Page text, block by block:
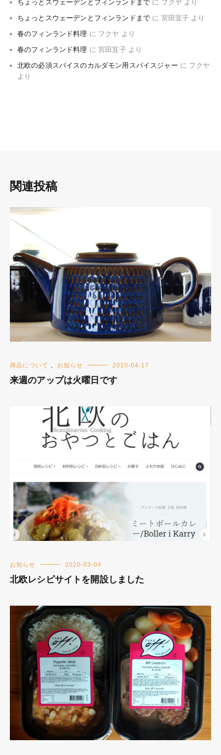
ちょっとスウェーデンとフィンランドまで に フクヤ より
ちょっとスウェーデンとフィンランドまで に 宮田宜子 より
春のフィンランド料理 に フクヤ より
春のフィンランド料理 に宮田宜子 より
北欧の必須スパイスのカルダモン用スパイスジャー に フクヤ
より
関連投稿
商品について お知らせ 2010-04-17
来週のアップは火曜日です
お知らせ 2020-03-04
北欧レシピサイトを開設しました